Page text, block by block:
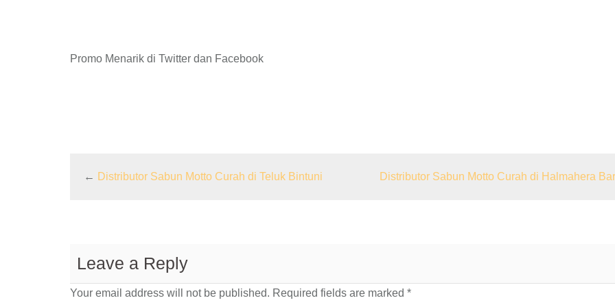
Promo Menarik di Twitter dan Facebook
← Distributor Sabun Motto Curah di Teluk Bintuni Distributor Sabun Motto Curah di Halmahera
Leave a Reply
Your email address will not be published. Required fields are marked *